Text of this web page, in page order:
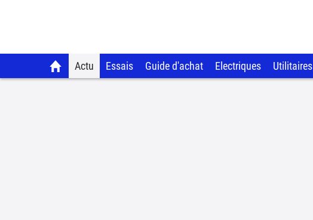
Actu Essais Guide d'achat Electriques Utilitaires